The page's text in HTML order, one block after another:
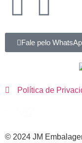
Fale pelo
Política de
© 2024 JM